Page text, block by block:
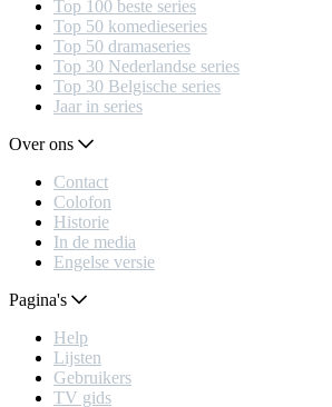
Top 100 beste series
Top 50 komedieseries
Top 50 dramaseries
Top 30 Nederlandse series
Top 30 Belgische series
Jaar in series
Over ons
Contact
Colofon
Historie
In de media
Engelse versie
Pagina's
Help
Lijsten
Gebruikers
TV gids